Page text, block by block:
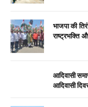
भाजपा की
राष्ट्रभक्ति
आदिवासी
आदिवासी